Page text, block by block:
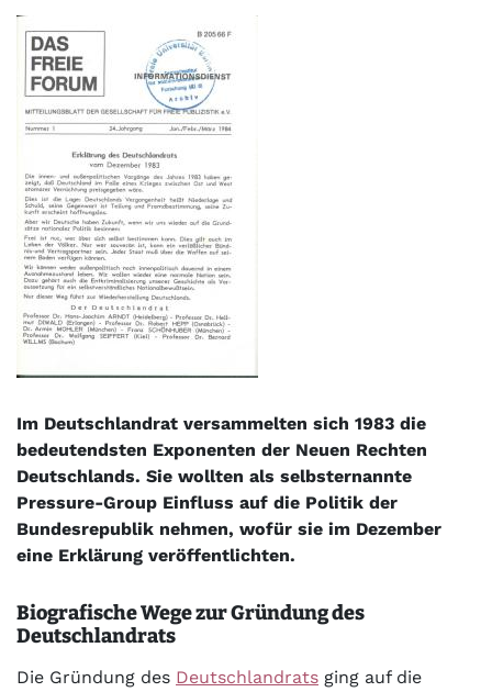
Bild
Im Deutschlandrat versammelten sich 1983 die
bedeutendsten Exponenten der Neuen Rechten
Deutschlands. Sie wollten als selbsternannte
Pressure-Group Einfluss auf die Politik der
Bundesrepublik nehmen, wofür sie im Dezember
eine Erklärung veröffentlichten.
Biografische Wege zur Gründung des
Deutschlandrats
Die Gründung des Deutschlandrats ging auf die